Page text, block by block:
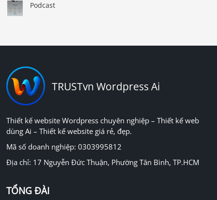
Podcast
TRUSTvn Wordpress Ai
Thiết kế website Wordpress chuyên nghiệp – Thiết kế web
dùng Ai – Thiết kế website giá rẻ, đẹp.
Mã số doanh nghiệp: 0303995812
Địa chỉ: 17 Nguyễn Đức Thuận, Phường Tân Bình, TP.HCM
TỔNG ĐÀI